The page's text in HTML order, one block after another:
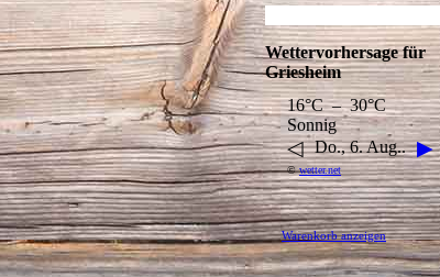
Wettervorhersage für
Griesheim
16°C – 30°C
Sonnig
◁ Do., 6. Aug.. ▶
©wetter.net
Warenkorb anzeigen